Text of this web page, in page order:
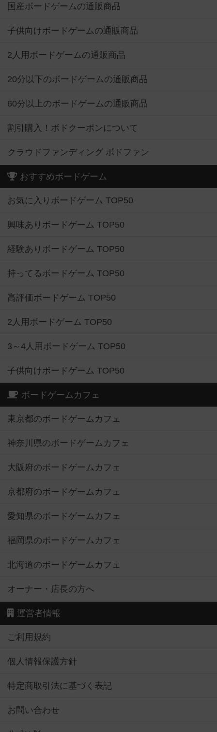
国産ボードゲームの通販商品
子供向けボードゲームの通販商品
2人用ボードゲームの通販商品
20分以下のボードゲームの通販商品
60分以上のボードゲームの通販商品
割引購入！ボドクーポンについて
クラウドファンディング ボドファン
おすすめボードゲーム
お気に入りボードゲーム TOP50
興味ありボードゲーム TOP50
経験ありボードゲーム TOP50
持ってるボードゲーム TOP50
高評価ボードゲーム TOP50
2人用ボードゲーム TOP50
3～4人用ボードゲーム TOP50
子供向けボードゲーム TOP50
ボードゲームカフェ
東京都のボードゲームカフェ
神奈川県のボードゲームカフェ
大阪府のボードゲームカフェ
京都府のボードゲームカフェ
愛知県のボードゲームカフェ
福岡県のボードゲームカフェ
北海道のボードゲームカフェ
オーナー・店長の方へ
運営者情報
ご利用規約
個人情報保護方針
特定商取引法に基づく表記
お問い合わせ